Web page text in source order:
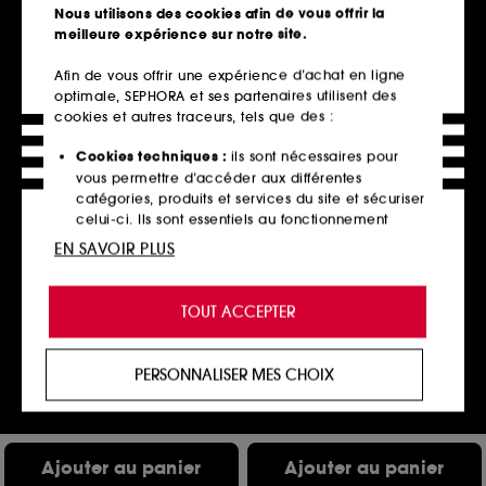
Ajouter au panier Ajouter au panier
NUXE
9
Ajouter au panier
BVLGARI
Bvlgari Man Wood Essence
Parfum
1
129,00€
215,00€ /100ml
2 contenances disponibles
Ajouter au panier
Nous utilisons des cookies afin de vous offrir la
meilleure expérience sur notre site.
Afin de vous offrir une expérience d’achat en ligne
optimale, SEPHORA et ses partenaires utilisent des
cookies et autres traceurs, tels que des :
Cookies techniques : ils sont nécessaires pour
vous permettre d’accéder aux différentes
catégories, produits et services du site et sécuriser
celui-ci. Ils sont essentiels au fonctionnement
technique du site et ne peuvent être désactivés.
de vous offrir une expérience enrichie et
personnalisée en vous recommandant des
produits, des services et des contenus qui
proposer des offres promotionnelles adaptées à
votre profil.
Cookies réseaux sociaux et publicité :ils sont
utilisés pour vous présenter du contenu susceptible
TOUT ACCEPTER
PERSONNALISER MES CHOIX
EN SAVOIR PLUS